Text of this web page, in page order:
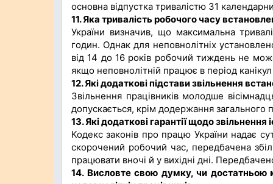
основна відпустка тривалістю 31
11. Яка тривалість робочого часу
України визначив, що максимальна
годин. Однак для неповнолітніх
від 14 до 16 років робочий тиждень не
якщо неповнолітній працює в період
12. Які додаткові підстави звільнення
Звільнення працівників молодше
допускається, крім додержання загального
13. Які додаткові гарантії щодо звільнення
Кодекс законів про працю України надає
скорочений робочий час, передбачена
працювати вночі й у вихідні дні.
14. Висловте свою думку, чи достатньою